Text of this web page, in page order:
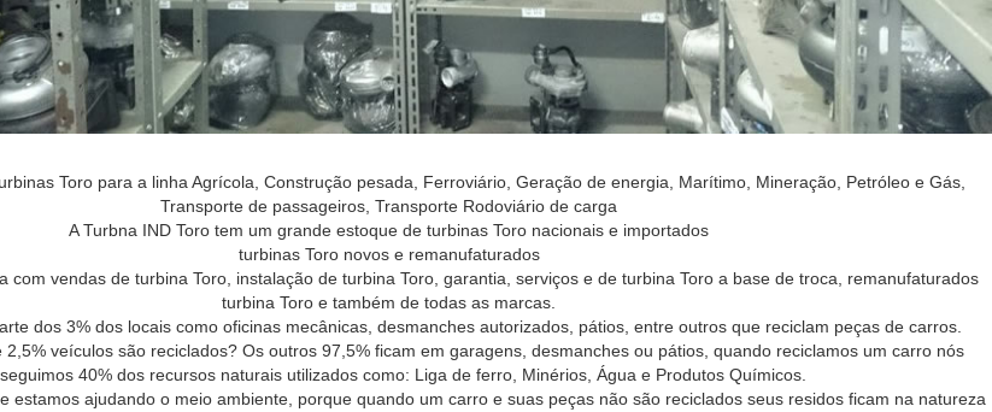
Toro para a linha Agrícola, Construção pesada, Ferroviário, Geração de energia, Marítimo, Mineração, Petróleo e Gás,
Transporte de passageiros, Transporte Rodoviário de carga
A Turbna IND Toro tem um grande estoque de turbinas Toro nacionais e importados
turbinas Toro novos e remanufaturados
com vendas de turbina Toro, instalação de turbina Toro, garantia, serviços e de turbina Toro a base de troca, remanufaturados
turbina Toro e também de todas as marcas.
dos 3% dos locais como oficinas mecânicas, desmanches autorizados, pátios, entre outros que reciclam peças de carros.
2,5% veículos são reciclados? Os outros 97,5% ficam em garagens, desmanches ou pátios, quando reciclamos um carro nós
40% dos recursos naturais utilizados como: Liga de ferro, Minérios, Água e Produtos Químicos.
estamos ajudando o meio ambiente, porque quando um carro e suas peças não são reciclados seus residos ficam na natureza